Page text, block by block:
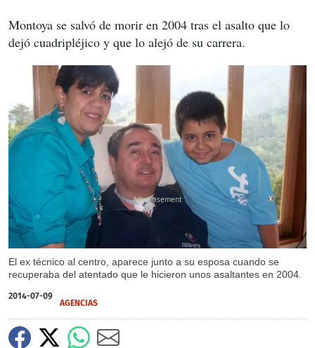
Montoya se salvó de morir en 2004 tras el asalto que lo
dejó cuadripléjico y que lo alejó de su carrera.
El ex técnico al centro, aparece junto a su esposa cuando se
recuperaba del atentado que le hicieron unos asaltantes en 2004.
X
2014-07-09
AGENCIAS